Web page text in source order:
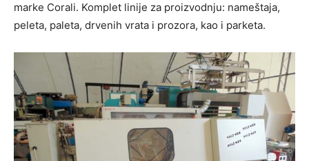
marke Corali. Komplet linije za proizvodnju: nameštaja,
peleta, paleta, drvenih vrata i prozora, kao i parketa.